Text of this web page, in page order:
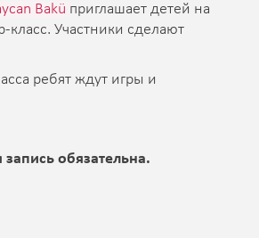
Bakü приглашает детей на
класс. Участники сделают
ребят ждут игры и
обязательна.